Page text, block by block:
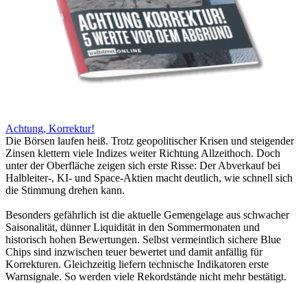
Achtung, Korrektur!
Die Börsen laufen heiß. Trotz geopolitischer Krisen und steigender
Zinsen klettern viele Indizes weiter Richtung Allzeithoch. Doch
unter der Oberfläche zeigen sich erste Risse: Der Abverkauf bei
Halbleiter-, KI- und Space-Aktien macht deutlich, wie schnell sich
die Stimmung drehen kann.
Besonders gefährlich ist die aktuelle Gemengelage aus schwacher
Saisonalität, dünner Liquidität in den Sommermonaten und
historisch hohen Bewertungen. Selbst vermeintlich sichere Blue
Chips sind inzwischen teuer bewertet und damit anfällig für
Korrekturen. Gleichzeitig liefern technische Indikatoren erste
Warnsignale. So werden viele Rekordstände nicht mehr bestätigt.